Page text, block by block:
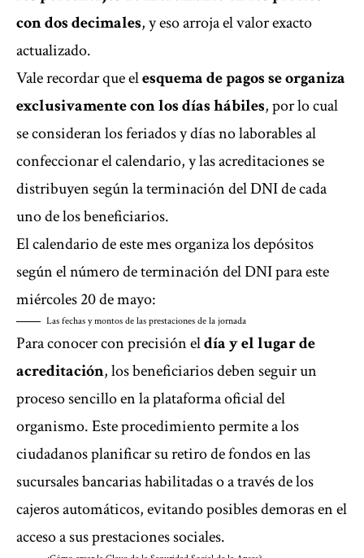
con dos decimales, y eso arroja el valor exacto
actualizado.
Vale recordar que elesquema de pagos se organiza
exclusivamente con los días hábiles, por lo cual
se consideran los feriados y días no laborables al
confeccionar el calendario, y las acreditaciones se
distribuyen según la terminación del DNI de cada
uno de los beneficiarios.
El calendario de este mes organiza los depósitos
según el número de terminación del DNI para este
miércoles 20 de mayo:
Las fechas y montos de las prestaciones de la jornada
Para conocer con precisión eldía y el lugar de
acreditación, los beneficiarios deben seguir un
proceso sencillo en la plataforma oficial del
organismo. Este procedimiento permite a los
ciudadanos planificar su retiro de fondos en las
sucursales bancarias habilitadas o a través de los
cajeros automáticos, evitando posibles demoras en el
acceso a sus prestaciones sociales.